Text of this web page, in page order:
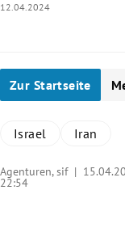
12.04.2024
Zur Startseite
Israel Iran
Agenturen, sif |
22:54